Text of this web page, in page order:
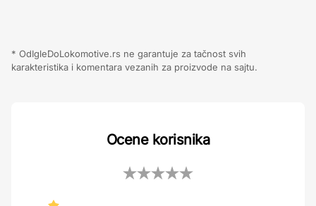
* OdIgleDoLokomotive.rs ne garantuje za tačnost svih
karakteristika i komentara vezanih za proizvode na sajtu.
Ocene korisnika